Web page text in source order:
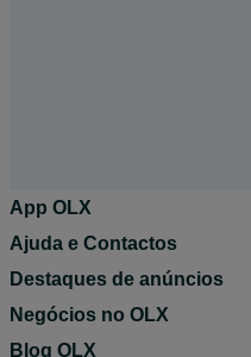
App OLX
Ajuda e Contactos
Destaques de anúncios
Negócios no OLX
Blog OLX